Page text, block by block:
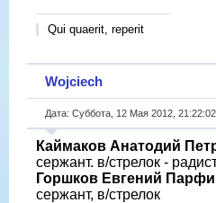
Qui quaerit, reperit
Wojciech
Дата: Суббота, 12 Мая 2012,
Каймаков Анатодий
сержант. в/стрелок -
Горшков Евгений
сержант, в/стрелок